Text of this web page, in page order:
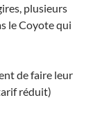
plusieurs
le Coyote qui
de faire leur
réduit)